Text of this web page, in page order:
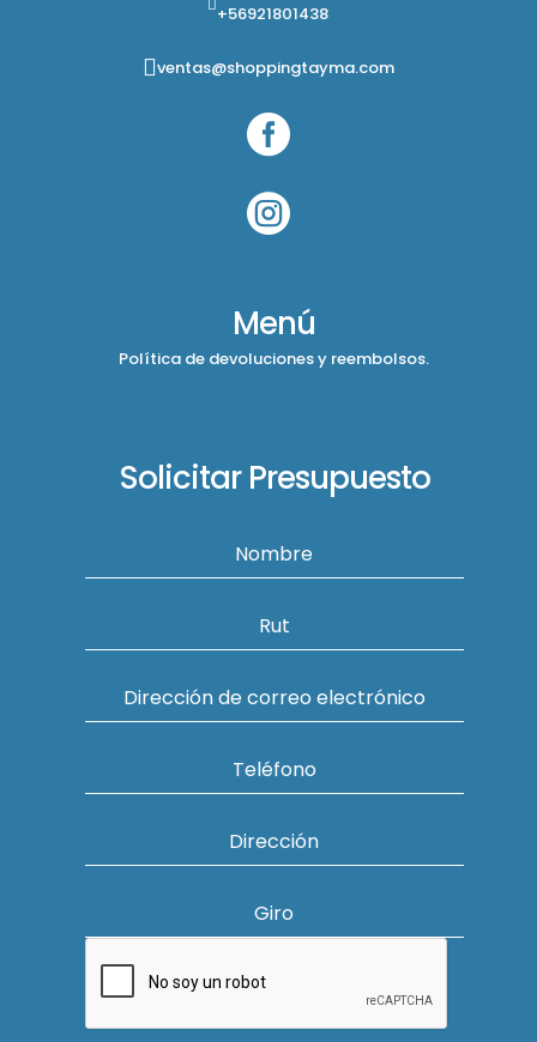
+56921801438
ventas@shoppingtayma.com


Menú
Política de devoluciones y reembolsos.
Solicitar Presupuesto
Nombre
Rut
Dirección de correo electrónico
Teléfono
Dirección
Giro